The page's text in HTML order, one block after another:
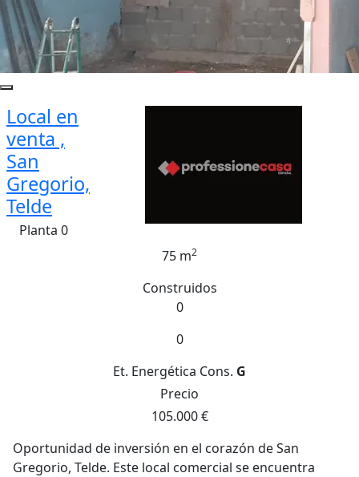
Local en
venta ,
San
Gregorio,
Telde
Planta 0
75 m2
Construidos
0
0
Et. Energética Cons. G
Precio
105.000 €
Oportunidad de inversión en el corazón de San
Gregorio, Telde. Este local comercial se encuentra